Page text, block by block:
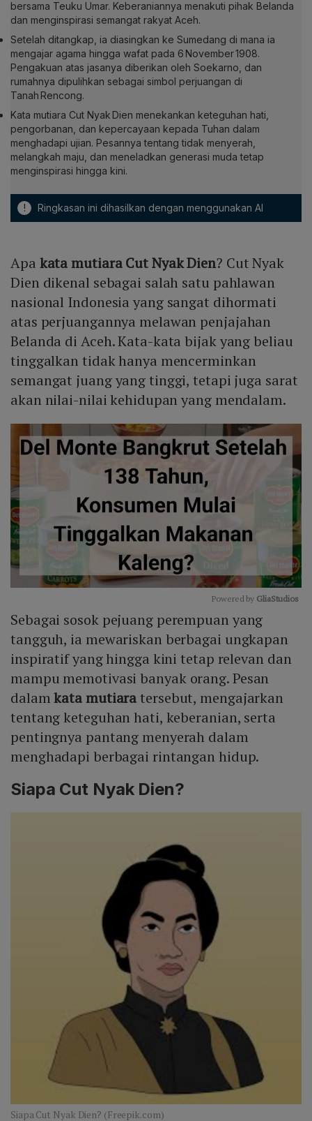
bersama Teuku Umar. Keberaniannya menakuti pihak Belanda
dan menginspirasi semangat rakyat Aceh.
Setelah ditangkap, ia diasingkan ke Sumedang di mana ia
mengajar agama hingga wafat pada 6 November 1908.
Pengakuan atas jasanya diberikan oleh Soekarno, dan
rumahnya dipulihkan sebagai simbol perjuangan di
Tanah Rencong.
Kata mutiara Cut Nyak Dien menekankan keteguhan hati,
pengorbanan, dan kepercayaan kepada Tuhan dalam
menghadapi ujian. Pesannya tentang tidak menyerah,
melangkah maju, dan meneladkan generasi muda tetap
menginspirasi hingga kini.
! Ringkasan ini dihasilkan dengan menggunakan AI
Apa kata mutiara Cut Nyak Dien? Cut Nyak
Dien dikenal sebagai salah satu pahlawan
nasional Indonesia yang sangat dihormati
atas perjuangannya melawan penjajahan
Belanda di Aceh. Kata-kata bijak yang beliau
tinggalkan tidak hanya mencerminkan
semangat juang yang tinggi, tetapi juga sarat
akan nilai-nilai kehidupan yang mendalam.
Mute
Powered by GliaStudios
Sebagai sosok pejuang perempuan yang
tangguh, ia mewariskan berbagai ungkapan
inspiratif yang hingga kini tetap relevan dan
mampu memotivasi banyak orang. Pesan
dalamkata mutiaratersebut, mengajarkan
tentang keteguhan hati, keberanian, serta
pentingnya pantang menyerah dalam
menghadapi berbagai rintangan hidup.
Siapa Cut Nyak Dien?
Siapa Cut Nyak Dien? (Freepik.com)